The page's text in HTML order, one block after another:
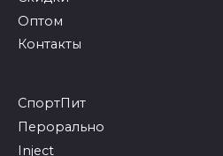
Оптом
Контакты
СпортПит
Перорально
Inject